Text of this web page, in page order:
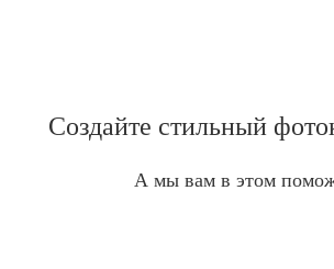
Создайте стильный
А мы вам в этом